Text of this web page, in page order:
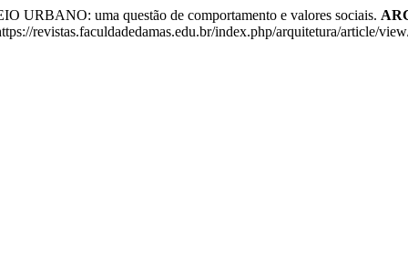
uma questão de comportamento e valores sociais.
revistas.faculdadedamas.edu.br/index.php/arquitetura/article/